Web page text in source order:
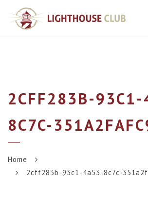
2CFF283B-
8C7C-
Home
2cff283b-93c1-4a53-8c7c-